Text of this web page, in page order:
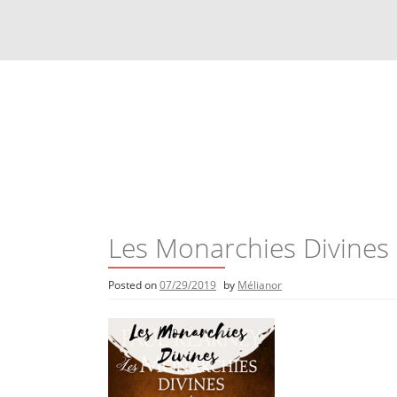
Les Monarchies Divines
Posted on07/29/2019 by Mélianor